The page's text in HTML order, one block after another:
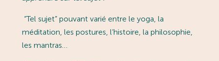
“Tel sujet” pouvant varié entre le yoga, la
méditation, les postures, l’histoire, la philosophie,
les mantras…